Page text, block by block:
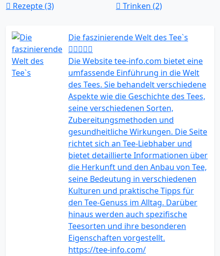
Rezepte (3)
Trinken (2)
Die faszinierende Welt des Tee`s
Die Website tee-info.com bietet eine
umfassende Einführung in die Welt
des Tees. Sie behandelt verschiedene
Aspekte wie die Geschichte des Tees,
seine verschiedenen Sorten,
Zubereitungsmethoden und
gesundheitliche Wirkungen. Die Seite
richtet sich an Tee-Liebhaber und
bietet detaillierte Informationen über
die Herkunft und den Anbau von Tee,
seine Bedeutung in verschiedenen
Kulturen und praktische Tipps für
den Tee-Genuss im Alltag. Darüber
hinaus werden auch spezifische
Teesorten und ihre besonderen
Eigenschaften vorgestellt.
https://tee-info.com/